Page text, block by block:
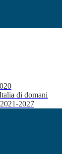
di domani
2027